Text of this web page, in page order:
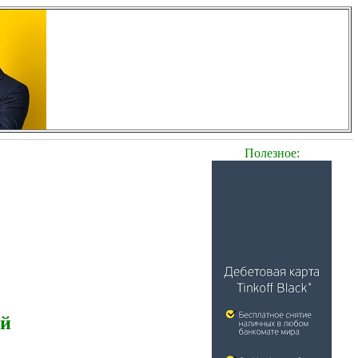
Полезное: